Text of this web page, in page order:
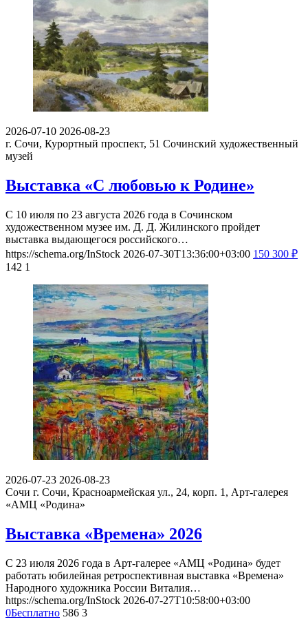
2026-07-10 2026-08-23
г. Сочи, Курортный проспект, 51 Сочинский художественный
музей
Выставка «С любовью к Родине»
С 10 июля по 23 августа 2026 года в Сочинском
художественном музее им. Д. Д. Жилинского пройдет
выставка выдающегося российского…
https://schema.org/InStock 2026-07-30T13:36:00+03:00 150 300 ₽
142 1
2026-07-23 2026-08-23
Сочи г. Сочи, Красноармейская ул., 24, корп. 1, Арт-галерея
«АМЦ «Родина»
Выставка «Времена» 2026
С 23 июля 2026 года в Арт-галерее «АМЦ «Родина» будет
работать юбилейная ретроспективная выставка «Времена»
Народного художника России Виталия…
https://schema.org/InStock 2026-07-27T10:58:00+03:00
0Бесплатно 586 3